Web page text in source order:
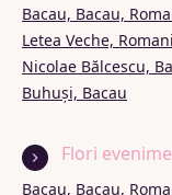
Bacau, Bacau,
Letea Veche,
Nicolae Bălcescu,
Buhuși, Bacau
Flori
Bacau, Bacau,